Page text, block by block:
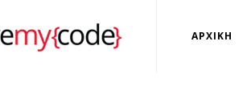
ΑΡΧΙΚΗ